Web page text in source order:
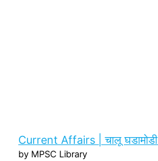
Current Affairs | चालू
by MPSC Library